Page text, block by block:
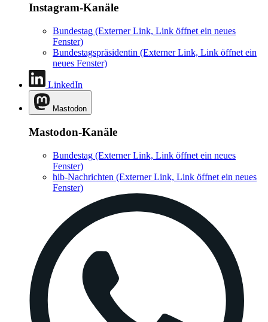
Instagram-Kanäle
Bundestag (Externer Link, Link öffnet ein neues
Fenster)
Bundestagspräsidentin (Externer Link, Link öffnet ein
neues Fenster)
LinkedIn
Mastodon
Mastodon-Kanäle
Bundestag (Externer Link, Link öffnet ein neues
Fenster)
hib-Nachrichten (Externer Link, Link öffnet ein neues
Fenster)